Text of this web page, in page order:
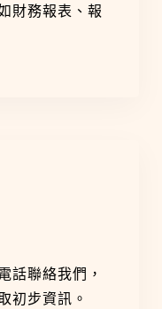
財務報表、報
話聯絡我們，
初步資訊。